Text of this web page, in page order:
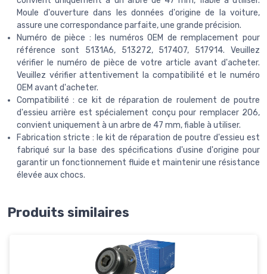
Moule d'ouverture dans les données d'origine de la voiture,
assure une correspondance parfaite, une grande précision.
Numéro de pièce : les numéros OEM de remplacement pour
référence sont 5131A6, 513272, 517407, 517914. Veuillez
vérifier le numéro de pièce de votre article avant d'acheter.
Veuillez vérifier attentivement la compatibilité et le numéro
OEM avant d'acheter.
Compatibilité : ce kit de réparation de roulement de poutre
d'essieu arrière est spécialement conçu pour remplacer 206,
convient uniquement à un arbre de 47 mm, fiable à utiliser.
Fabrication stricte : le kit de réparation de poutre d'essieu est
fabriqué sur la base des spécifications d'usine d'origine pour
garantir un fonctionnement fluide et maintenir une résistance
élevée aux chocs.
Produits similaires